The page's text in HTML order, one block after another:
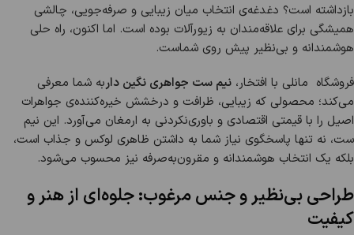
بازداشته است؟ دغدغه‌ی انتخاب میان زیبایی و صرفه‌جویی، چالشی
همیشگی برای علاقه‌مندان به زیورآلات بوده است. اما اکنون، راه حلی
هوشمندانه و بی‌نظیر پیش روی شماست.
فروشگاه مانلی با افتخار، نیم ست جواهری نگین داربه شما معرفی
می‌کند؛ محصولی که زیبایی، ظرافت و درخشش خیره‌کننده‌ی جواهرات
اصیل را با قیمتی اقتصادی و باوری‌نکردنی به ارمغان می‌آورد. این نیم
ست، نه تنها پاسخگوی نیاز شما به داشتن ظاهری لوکس و جذاب است،
بلکه یک انتخاب هوشمندانه و مقرون‌به‌صرفه نیز محسوب می‌شود.
طراحی بی‌نظیر و جنس مرغوب: جلوه‌ای از هنر و
کیفیت